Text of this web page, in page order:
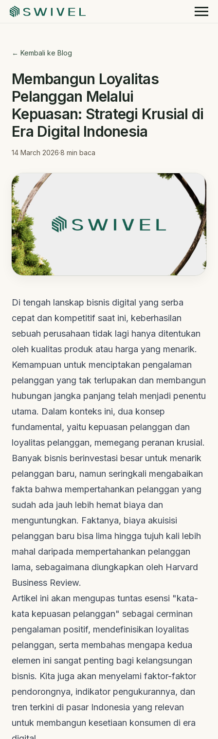
← Kembali ke Blog
Membangun Loyalitas
Pelanggan Melalui
Kepuasan: Strategi Krusial di
Era Digital Indonesia
14 March 2026·8 min baca
Di tengah lanskap bisnis digital yang serba
cepat dan kompetitif saat ini, keberhasilan
sebuah perusahaan tidak lagi hanya ditentukan
oleh kualitas produk atau harga yang menarik.
Kemampuan untuk menciptakan pengalaman
pelanggan yang tak terlupakan dan membangun
hubungan jangka panjang telah menjadi penentu
utama. Dalam konteks ini, dua konsep
fundamental, yaitu kepuasan pelanggan dan
loyalitas pelanggan, memegang peranan krusial.
Banyak bisnis berinvestasi besar untuk menarik
pelanggan baru, namun seringkali mengabaikan
fakta bahwa mempertahankan pelanggan yang
sudah ada jauh lebih hemat biaya dan
menguntungkan. Faktanya, biaya akuisisi
pelanggan baru bisa lima hingga tujuh kali lebih
mahal daripada mempertahankan pelanggan
lama, sebagaimana diungkapkan oleh Harvard
Business Review.
Artikel ini akan mengupas tuntas esensi "kata-
kata kepuasan pelanggan" sebagai cerminan
pengalaman positif, mendefinisikan loyalitas
pelanggan, serta membahas mengapa kedua
elemen ini sangat penting bagi kelangsungan
bisnis. Kita juga akan menyelami faktor-faktor
pendorongnya, indikator pengukurannya, dan
tren terkini di pasar Indonesia yang relevan
untuk membangun kesetiaan konsumen di era